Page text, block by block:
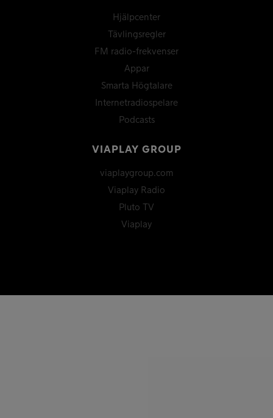
Hjälpcenter
Tävlingsregler
FM radio-frekvenser
Appar
Smarta Högtalare
Internetradiospelare
Podcasts
VIAPLAY GROUP
viaplaygroup.com
Viaplay Radio
Pluto TV
Viaplay